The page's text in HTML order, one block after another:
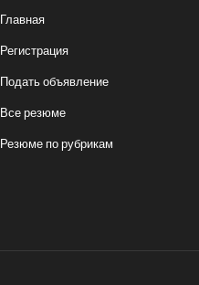
Главная
Регистрация
Подать объявление
Все резюме
Резюме по рубрикам